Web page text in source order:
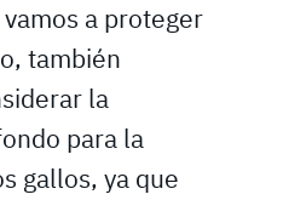
a proteger
también
la
para la
gallos, ya que